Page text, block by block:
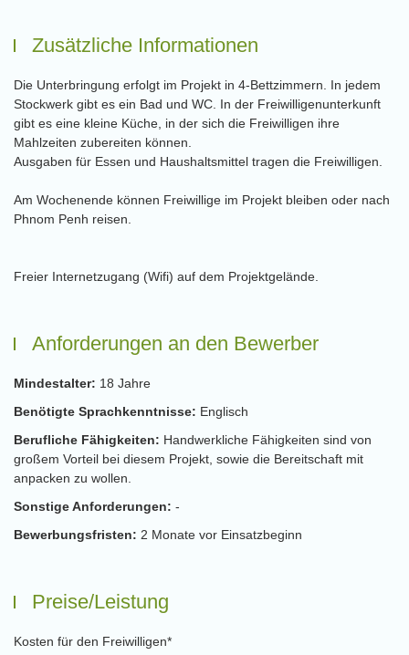
Zusätzliche Informationen
Die Unterbringung erfolgt im Projekt in 4-Bettzimmern. In jedem
Stockwerk gibt es ein Bad und WC. In der Freiwilligenunterkunft
gibt es eine kleine Küche, in der sich die Freiwilligen ihre
Mahlzeiten zubereiten können.
Ausgaben für Essen und Haushaltsmittel tragen die Freiwilligen.
Am Wochenende können Freiwillige im Projekt bleiben oder nach
Phnom Penh reisen.
Freier Internetzugang (Wifi) auf dem Projektgelände.
Anforderungen an den Bewerber
Mindestalter: 18 Jahre
Benötigte Sprachkenntnisse: Englisch
Berufliche Fähigkeiten: Handwerkliche Fähigkeiten sind von
großem Vorteil bei diesem Projekt, sowie die Bereitschaft mit
anpacken zu wollen.
Sonstige Anforderungen: -
Bewerbungsfristen: 2 Monate vor Einsatzbeginn
Preise/Leistung
Kosten für den Freiwilligen*